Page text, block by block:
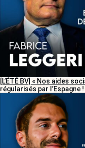
[L’ÉTÉ BV] « Nos aides
régularisés par l’Espagne !